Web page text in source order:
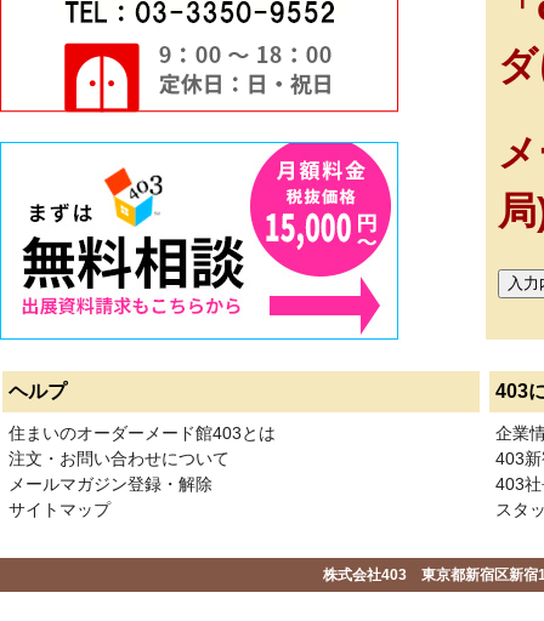
ヘルプ 403
住まいのオーダーメード館403とは
注文・お問い合わせについて
メールマガジン登録・解除
サイトマップ
企業
403
403
スタ
株式会社403 東京都新宿区新